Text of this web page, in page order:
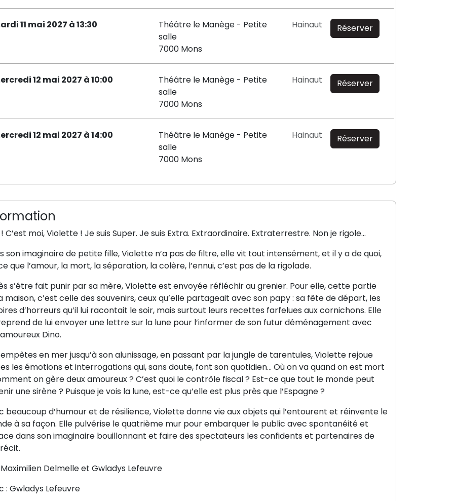
11 mai 2027 à 13:30
Théâtre le Manège - Petite
salle
7000 Mons
Hainaut Réserver
12 mai 2027 à 10:00
Théâtre le Manège - Petite
salle
7000 Mons
Hainaut Réserver
12 mai 2027 à 14:00
Théâtre le Manège - Petite
salle
7000 Mons
Hainaut Réserver
C’est moi, Violette ! Je suis Super. Je suis Extra. Extraordinaire. Extraterrestre. Non je rigole...
son imaginaire de petite fille, Violette n’a pas de filtre, elle vit tout intensément, et il y a de quoi,
que l’amour, la mort, la séparation, la colère, l’ennui, c’est pas de la rigolade.
s’être fait punir par sa mère, Violette est envoyée réfléchir au grenier. Pour elle, cette partie
maison, c’est celle des souvenirs, ceux qu’elle partageait avec son papy : sa fête de départ, les
d’horreurs qu’il lui racontait le soir, mais surtout leurs recettes farfelues aux cornichons. Elle
de lui envoyer une lettre sur la lune pour l’informer de son futur déménagement avec
Dino.
en mer jusqu’à son alunissage, en passant par la jungle de tarentules, Violette rejoue
les émotions et interrogations qui, sans doute, font son quotidien… Où on va quand on est mort
on gère deux amoureux ? C’est quoi le contrôle fiscal ? Est-ce que tout le monde peut
une sirène ? Puisque je vois la lune, est-ce qu’elle est plus près que l’Espagne ?
beaucoup d’humour et de résilience, Violette donne vie aux objets qui l’entourent et réinvente le
à sa façon. Elle pulvérise le quatrième mur pour embarquer le public avec spontanéité et
dans son imaginaire bouillonnant et faire des spectateurs les confidents et partenaires de
Maximilien Delmelle et Gwladys Lefeuvre
: Gwladys Lefeuvre